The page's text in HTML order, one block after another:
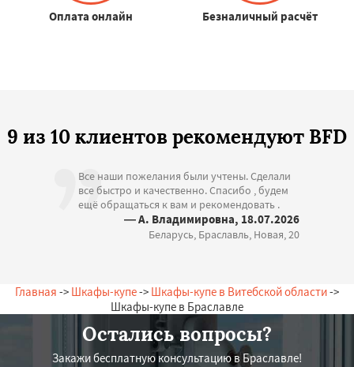
Оплата онлайн Безналичный расчёт
9 из 10 клиентов рекомендуют BFD
Все наши пожелания были учтены. Сделали
все быстро и качественно. Спасибо , будем
ещё обращаться к вам и рекомендовать .
— А. Владимировна, 18.07.2026
Беларусь, Браславль, Новая, 20
Главная -> Шкафы-купе-> Шкафы-купе в Витебской области->
Шкафы-купе в Браславле
Остались вопросы?
Закажи бесплатную консультацию в Браславле!